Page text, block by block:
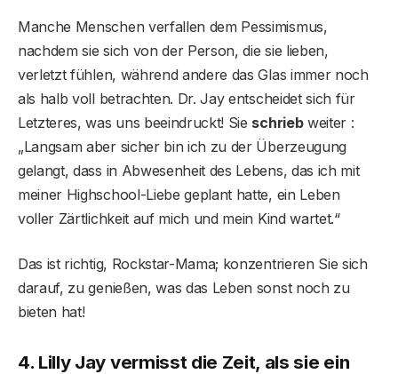
Manche Menschen verfallen dem Pessimismus,
nachdem sie sich von der Person, die sie lieben,
verletzt fühlen, während andere das Glas immer noch
als halb voll betrachten. Dr. Jay entscheidet sich für
Letzteres, was uns beeindruckt! Sie schriebweiter :
„Langsam aber sicher bin ich zu der Überzeugung
gelangt, dass in Abwesenheit des Lebens, das ich mit
meiner Highschool-Liebe geplant hatte, ein Leben
voller Zärtlichkeit auf mich und mein Kind wartet.“
Das ist richtig, Rockstar-Mama; konzentrieren Sie sich
darauf, zu genießen, was das Leben sonst noch zu
bieten hat!
4. Lilly Jay vermisst die Zeit, als sie ein